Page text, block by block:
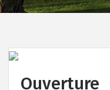
Ouverture